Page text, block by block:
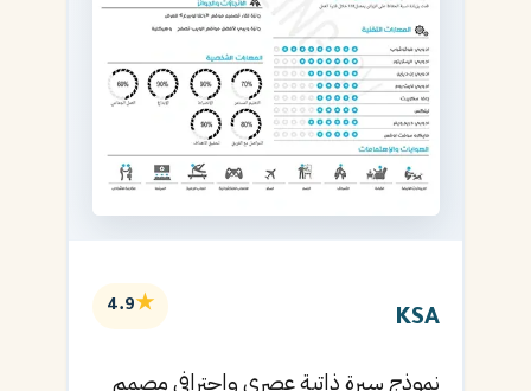
KSA
★
4.9
نموذج سيرة ذاتية عصري واحترافي مصمم